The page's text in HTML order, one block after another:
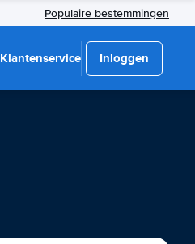
Populaire bestemmingen
Klantenservice Inloggen